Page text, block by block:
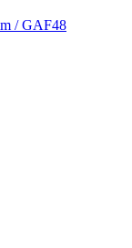
/ GAF48